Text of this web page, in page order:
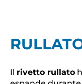
Il rivetto rullato